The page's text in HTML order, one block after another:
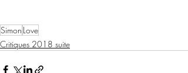
Simon Love
Critiques 2018 suite